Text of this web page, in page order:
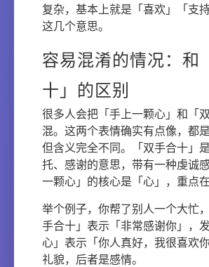
复杂，基本上就是「喜欢」「支持
这几个意思。
容易混淆的情况：和
十」的区别
很多人会把「手上一颗心」和「
混。这两个表情确实有点像，都是
但含义完全不同。「双手合十」
托、感谢的意思，带有一种虔诚
一颗心」的核心是「心」，重点在
举个例子，你帮了别人一个大忙
手合十」表示「非常感谢你」，
心」表示「你人真好，我很喜欢
礼貌，后者是感情。